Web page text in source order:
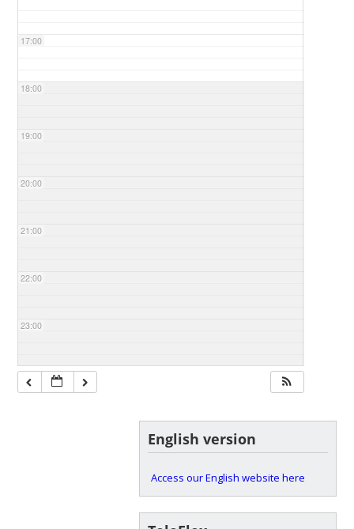
17:00
18:00
19:00
20:00
21:00
22:00
23:00
English version
Access our English website here